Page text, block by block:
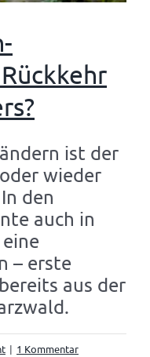
ist der
wieder
den
auch in
– erste
aus der
| 1 Kommentar